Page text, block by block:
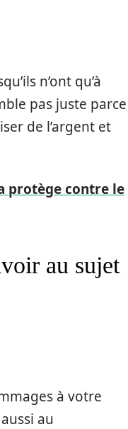
n’ont qu’à
pas juste parce
de l’argent et
protège contre le
au sujet
à votre
au